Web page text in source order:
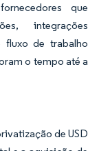
que
integrações
fluxo de trabalho
o tempo até a
de USD